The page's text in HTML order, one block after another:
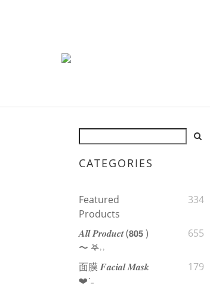
CATEGORIES
Featured
Products
334
𝑨𝒍𝒍 𝑷𝒓𝒐𝒅𝒖𝒄𝒕 (𝟴𝟬𝟱 )
〜 𖤐˒˒‪‪
655
面膜 𝑭𝒂𝒄𝒊𝒂𝒍 𝑴𝒂𝒔𝒌
❤︎‬ˊ‪‪˗
179